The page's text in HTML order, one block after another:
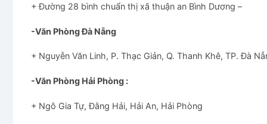
+ Đường 28 bình chuẩn thị xã thuận an Bình Dương –
-Văn Phòng Đà Nẵng
+ Nguyễn Văn Linh, P. Thạc Giản, Q. Thanh Khê, TP. Đà
-Văn Phòng Hải Phòng :
+ Ngô Gia Tự, Đằng Hải, Hải An, Hải Phòng